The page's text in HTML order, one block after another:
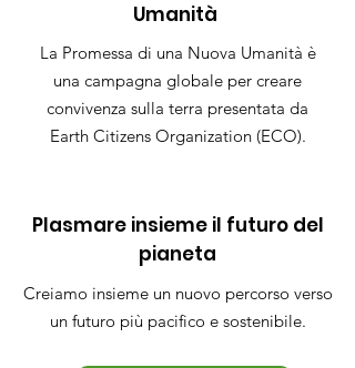
Umanità
La Promessa di una Nuova Umanità è
una campagna globale per creare
convivenza sulla terra presentata da
Earth Citizens Organization (ECO).
Plasmare insieme il futuro del
pianeta
Creiamo insieme un nuovo percorso verso
un futuro più pacifico e sostenibile.